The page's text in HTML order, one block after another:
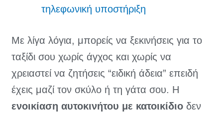
τηλεφωνική υποστήριξη
Με λίγα λόγια, μπορείς να ξεκινήσεις για το
ταξίδι σου χωρίς άγχος και χωρίς να
χρειαστεί να ζητήσεις “ειδική άδεια” επειδή
έχεις μαζί τον σκύλο ή τη γάτα σου. Η
ενοικίαση αυτοκινήτου με κατοικίδιο δεν